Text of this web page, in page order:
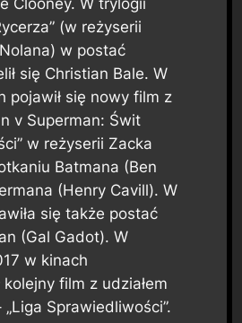
Clooney. W trylogii
(w reżyserii
w postać
się Christian Bale. W
pojawił się nowy film z
v Superman: Świt
w reżyserii Zacka
Batmana (Ben
(Henry Cavill). W
się także postać
(Gal Gadot). W
w kinach
film z udziałem
Sprawiedliwości”.